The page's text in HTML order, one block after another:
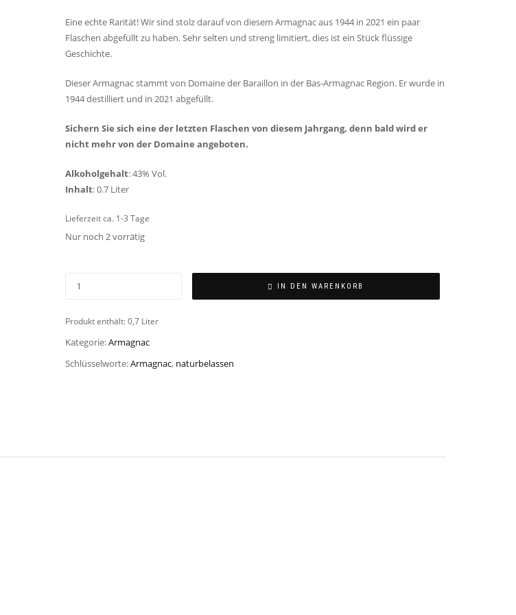
Eine echte Rarität! Wir sind stolz darauf von diesem Armagnac aus 1944 in 2021 ein paar
Flaschen abgefüllt zu haben. Sehr selten und streng limitiert, dies ist ein Stück flüssige
Geschichte.
Dieser Armagnac stammt von Domaine der Baraillon in der Bas-Armagnac Region. Er wurde in
1944 destilliert und in 2021 abgefüllt.
Sichern Sie sich eine der letzten Flaschen von diesem Jahrgang, denn bald wird er
nicht mehr von der Domaine angeboten.
Alkoholgehalt: 43% Vol.
Inhalt: 0.7 Liter
Lieferzeit ca. 1-3 Tage
Nur noch 2 vorrätig
IN DEN WARENKORB
Produkt enthält: 0,7 Liter
Kategorie:Armagnac
Schlüsselworte:Armagnac, naturbelassen